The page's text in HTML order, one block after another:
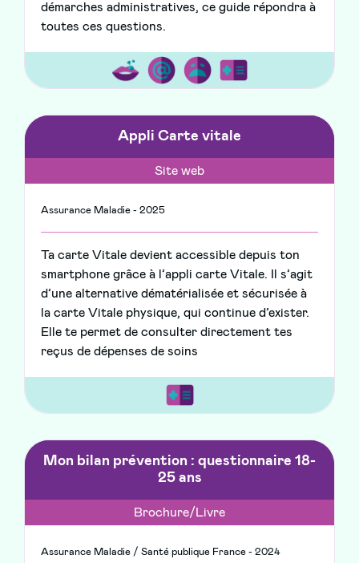
démarches administratives, ce guide répondra à
toutes ces questions.
Appli Carte vitale
Site web
Assurance Maladie - 2025
Ta carte Vitale devient accessible depuis ton
smartphone grâce à l’appli carte Vitale. Il s’agit
d’une alternative dématérialisée et sécurisée à
la carte Vitale physique, qui continue d’exister.
Elle te permet de consulter directement tes
reçus de dépenses de soins
Mon bilan prévention : questionnaire 18-
25 ans
Brochure/Livre
Assurance Maladie / Santé publique France - 2024